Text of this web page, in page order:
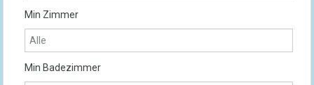
Min Zimmer
Min Badezimmer